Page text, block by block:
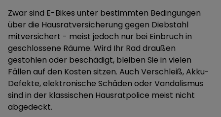
Zwar sind E-Bikes unter bestimmten Bedingungen
über die Hausratversicherung gegen Diebstahl
mitversichert - meist jedoch nur bei Einbruch in
geschlossene Räume. Wird Ihr Rad draußen
gestohlen oder beschädigt, bleiben Sie in vielen
Fällen auf den Kosten sitzen. Auch Verschleiß, Akku-
Defekte, elektronische Schäden oder Vandalismus
sind in der klassischen Hausratpolice meist nicht
abgedeckt.